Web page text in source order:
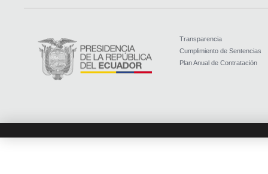
Transparencia
Cumplimiento de Sentencias
Plan Anual de Contratación